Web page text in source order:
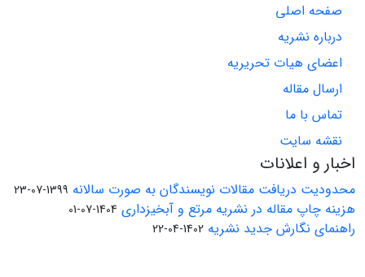
صفحه اصلی
درباره نشریه
اعضای هیات تحریریه
ارسال مقاله
تماس با ما
نقشه سایت
اخبار و اعلانات
محدودیت دریافت مقالات نویسندگان به صورت سالانه 1399-07-23
هزینه چاپ مقاله در نشریه مرتع و آبخیزداری 1404-07-01
راهنمای نگارش جدید نشریه 1402-04-22